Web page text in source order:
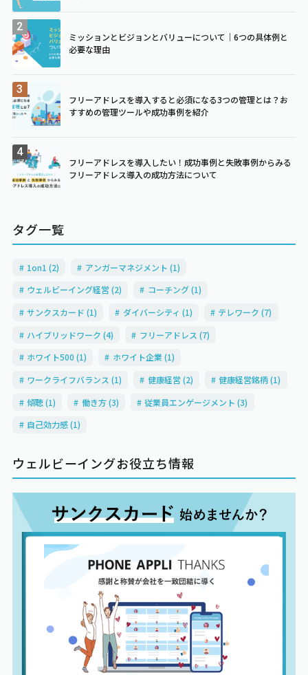
ミッションとビジョンとバリューについて｜6つの具体例と
必要な理由
フリーアドレスを導入すると必須になる3つの管理とは？お
すすめの管理ツールや成功事例を紹介
フリーアドレスを導入したい！成功事例と失敗事例からみる
フリーアドレス導入の成功方法について
タグ一覧
1on1 (2)
アンガーマネジメント (1)
ウェルビーイング経営 (2)
コーチング (1)
サンクスカード (1)
ダイバーシティ (1)
テレワーク (7)
ハイブリッドワーク (4)
フリーアドレス (7)
ホワイト500 (1)
ホワイト企業 (1)
ワークライフバランス (1)
健康経営 (2)
健康経営銘柄 (1)
傾聴 (1)
働き方 (3)
従業員エンゲージメント (3)
自己効力感 (1)
ウェルビーイングお役立ち情報